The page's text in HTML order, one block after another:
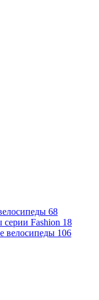
68
Fashion 18
велосипеды 106